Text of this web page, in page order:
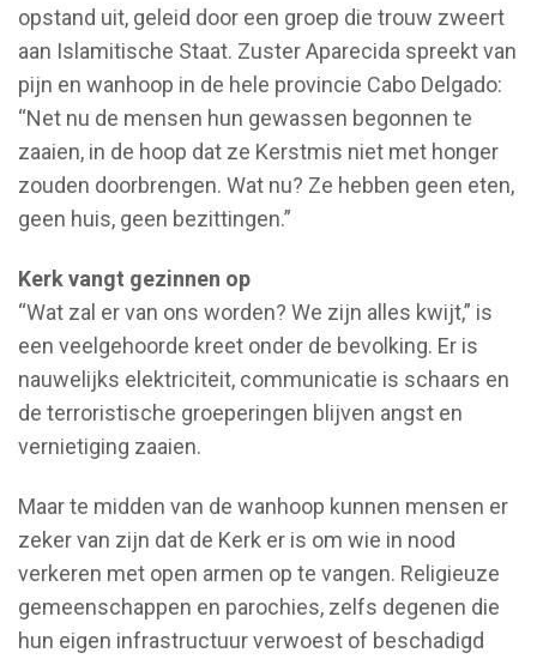
opstand uit, geleid door een groep die trouw zweert
aan Islamitische Staat. Zuster Aparecida spreekt van
pijn en wanhoop in de hele provincie Cabo Delgado:
“Net nu de mensen hun gewassen begonnen te
zaaien, in de hoop dat ze Kerstmis niet met honger
zouden doorbrengen. Wat nu? Ze hebben geen eten,
geen huis, geen bezittingen.”
Kerk vangt gezinnen op
“Wat zal er van ons worden? We zijn alles kwijt,” is
een veelgehoorde kreet onder de bevolking. Er is
nauwelijks elektriciteit, communicatie is schaars en
de terroristische groeperingen blijven angst en
vernietiging zaaien.
Maar te midden van de wanhoop kunnen mensen er
zeker van zijn dat de Kerk er is om wie in nood
verkeren met open armen op te vangen. Religieuze
gemeenschappen en parochies, zelfs degenen die
hun eigen infrastructuur verwoest of beschadigd